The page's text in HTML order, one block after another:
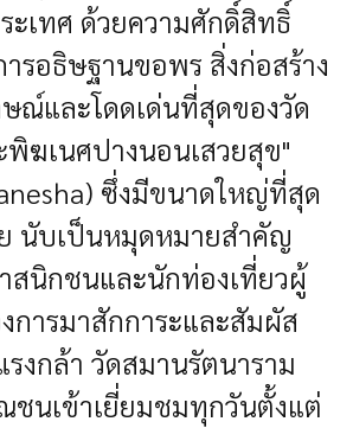
ะเทศ ด้วยความศักดิ์สิทธิ์
รอธิษฐานขอพร สิ่งก่อสร้าง
ณ์และโดดเด่นที่สุดของวัด
ฆเนศปางนอนเสวยสุข"
ซึ่งมีขนาดใหญ่ที่สุด
นับเป็นหมุดหมายสำคัญ
สนิกชนและนักท่องเที่ยวผู้
ารมาสักการะและสัมผัส
งกล้า วัดสมานรัตนาราม
ชนเข้าเยี่ยมชมทุกวันตั้งแต่